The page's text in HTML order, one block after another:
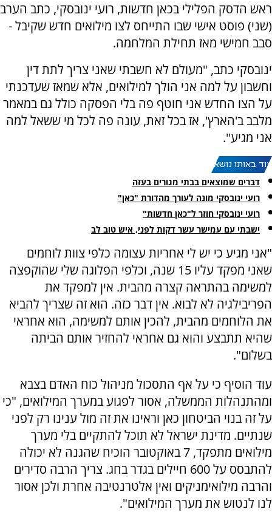
ראש הדסק הפלילי בכאן חדשות, רועי ינובסקי, כתב הערב
(שני) פוסט אישי שבו התייחס לצו מילואים חדש שקיבל -
סבב חמישי מאז תחילת המלחמה.
ינובסקי כתב, "מעולם לא חשבתי שאני צריך לתת דין
וחשבון על למה אני הולך למילואים, אלא שמאז שעדכנתי
על הצו החדש אני חוטף פה בלי הפסקה כולל גם במאמר
מלבב ב'הארץ', אז בכל זאת, עונה פה לכל מי ששאל למה
אני מגיע".
עוד באותו נושא:
דברים שמוצאים בבתי מגורים בעזה
רועי ינובסקי מונה לעורך מהדורת "כאן"
רועי ינובסקי חוזר ל"כאן חדשות"
ישבתי עם עמישר עשר דקות לפני, איש טוב לב
"אני מגיע כי יש לי אחריות עצומה כלפי צוות לוחמים
שאני מפקד עליו 15 שנה, וכלפי הפלוגה שלי שהוקפצה
למשימה בהתראה קצרה מהבית. אין למפקד את
הפריבילגיה לא לבוא. אין דבר כזה. הוא זה שצריך להביא
את הלוחמים מהבית, להכין אותם למשימה, הוא אחראי
שהיא תתבצע והוא גם אחראי להחזיר אותם הביתה
בשלום".
עוד הוסיף כי על אף התסכול מניהול כוח האדם בצבא
ומהתנהלות הממשלה, אסור לפגוע במערך המילואים, "כי
על זה בנוי הביטחון כאן וראינו את זה מול ענינו רק לפני
שנתיים. מדינת ישראל לא תוכל להתקיים בלי מערך
מילואים מתפקד, 7 באוקטובר הוכיח שהגנה לא יכולה
להתבסס על 600 חיילים בגדר בחג. צריך הרבה סדירים
והרבה מילואימניקים ואין אלטרנטיבה אחרת ולכן אסור
לנו לנטוש את מערך המילואים".